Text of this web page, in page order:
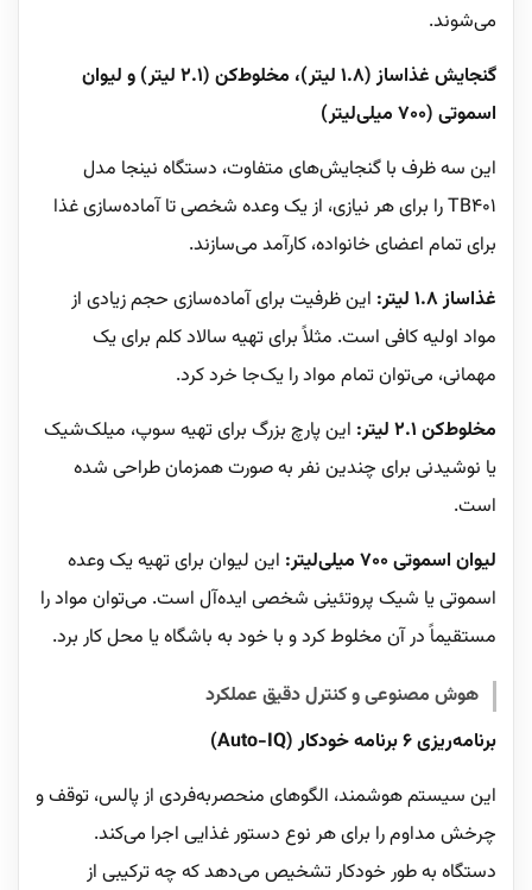
می‌شوند.
گنجایش غذاساز (۱.۸ لیتر)، مخلوط‌کن (۲.۱ لیتر) و لیوان
اسموتی (۷۰۰ میلی‌لیتر)
این سه ظرف با گنجایش‌های متفاوت، دستگاه نینجا مدل
TB401 را برای هر نیازی، از یک وعده شخصی تا آماده‌سازی غذا
برای تمام اعضای خانواده، کارآمد می‌سازند.
غذاساز ۱.۸ لیتر:
این ظرفیت برای آماده‌سازی حجم زیادی از
مواد اولیه کافی است. مثلاً برای تهیه سالاد کلم برای یک
مهمانی، می‌توان تمام مواد را یک‌جا خرد کرد.
مخلوط‌کن ۲.۱ لیتر:
این پارچ بزرگ برای تهیه سوپ، میلک‌شیک
یا نوشیدنی برای چندین نفر به صورت همزمان طراحی شده
است.
لیوان اسموتی ۷۰۰ میلی‌لیتر:
این لیوان برای تهیه یک وعده
اسموتی یا شیک پروتئینی شخصی ایده‌آل است. می‌توان مواد را
مستقیماً در آن مخلوط کرد و با خود به باشگاه یا محل کار برد.
هوش مصنوعی و کنترل دقیق عملکرد
برنامه‌ریزی ۶ برنامه خودکار (Auto-IQ)
این سیستم هوشمند، الگوهای منحصربه‌فردی از پالس، توقف و
چرخش مداوم را برای هر نوع دستور غذایی اجرا می‌کند.
دستگاه به طور خودکار تشخیص می‌دهد که چه ترکیبی از